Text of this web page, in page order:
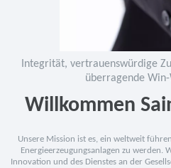
Integrität, vertrauenswürdige
überragende
Willkommen
Unsere Mission ist es, ein weltweit
Energieerzeugungsanlagen zu
Innovation und des Dienstes an der